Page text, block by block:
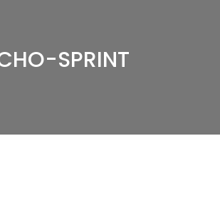
SPRINT